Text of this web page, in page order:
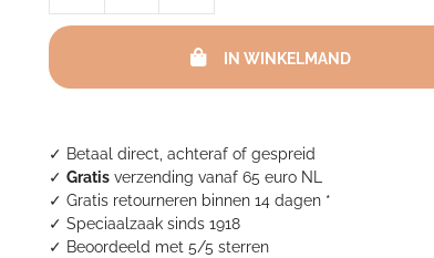
✓ Betaal direct, achteraf of gespreid
✓Gratis verzending vanaf 65 euro NL
✓ Gratis retourneren binnen 14 dagen *
✓ Speciaalzaak sinds 1918
✓ Beoordeeld met 5/5 sterren
Castle
keukendoek
-
Fruit
IN WINKELMAND